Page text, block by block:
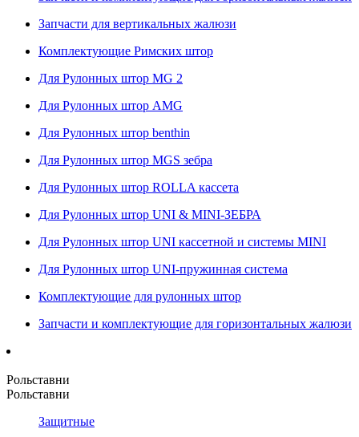
Запчасти для вертикальных жалюзи
Комплектующие Римских штор
Для Рулонных штор MG 2
Для Рулонных штор AMG
Для Рулонных штор benthin
Для Рулонных штор MGS зебра
Для Рулонных штор ROLLA кассета
Для Рулонных штор UNI & MINI-ЗЕБРА
Для Рулонных штор UNI кассетной и системы MINI
Для Рулонных штор UNI-пружинная система
Комплектующие для рулонных штор
Запчасти и комплектующие для горизонтальных жалюзи
Рольставни
Рольставни
Защитные